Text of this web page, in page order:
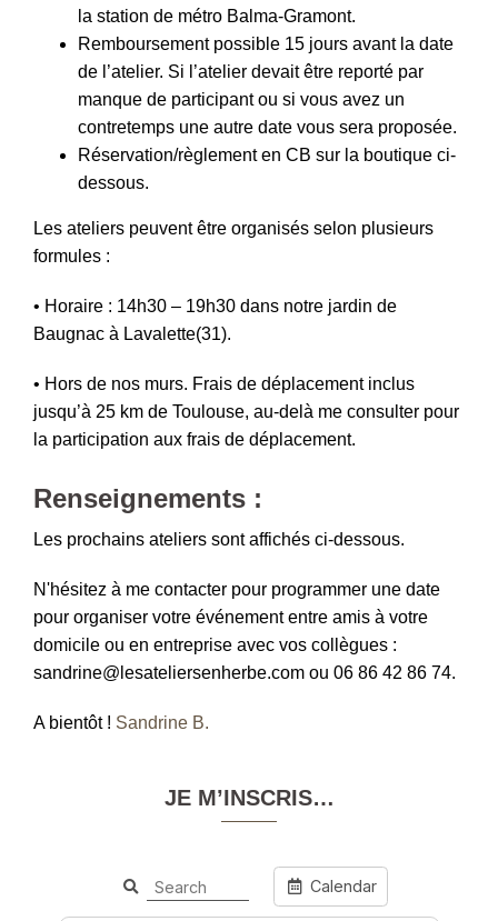
la station de métro Balma-Gramont.
Remboursement possible 15 jours avant la date
de l’atelier. Si l’atelier devait être reporté par
manque de participant ou si vous avez un
contretemps une autre date vous sera proposée.
Réservation/règlement en CB sur la boutique ci-
dessous.
Les ateliers peuvent être organisés selon plusieurs
formules :
• Horaire : 14h30 – 19h30 dans notre jardin de
Baugnac à Lavalette(31).
• Hors de nos murs. Frais de déplacement inclus
jusqu’à 25 km de Toulouse, au-delà me consulter pour
la participation aux frais de déplacement.
Renseignements :
Les prochains ateliers sont affichés ci-dessous.
N'hésitez à me contacter pour programmer une date
pour organiser votre événement entre amis à votre
domicile ou en entreprise avec vos collègues :
sandrine@lesateliersenherbe.com ou 06 86 42 86 74.
A bientôt ! Sandrine B.
JE M’INSCRIS…